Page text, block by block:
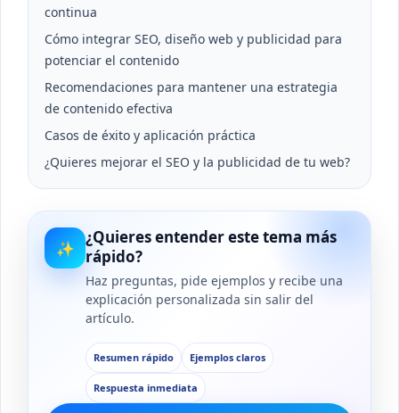
continua
Cómo integrar SEO, diseño web y publicidad para
potenciar el contenido
Recomendaciones para mantener una estrategia
de contenido efectiva
Casos de éxito y aplicación práctica
¿Quieres mejorar el SEO y la publicidad de tu web?
✨
¿Quieres entender este tema más
rápido?
Haz preguntas, pide ejemplos y recibe una
explicación personalizada sin salir del
artículo.
Resumen rápido Ejemplos claros
Respuesta inmediata